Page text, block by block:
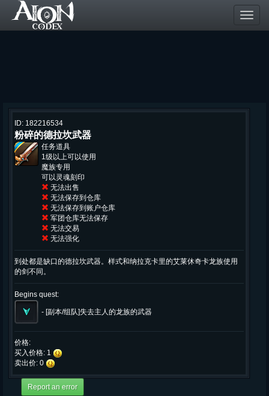
ID: 182216534
粉碎的德拉坎武器
任务道具
1级以上可以使用
魔族专用
可以灵魂刻印
无法出售
无法保存到仓库
无法保存到账户仓库
军团仓库无法保存
无法交易
无法强化
到处都是缺口的德拉坎武器。样式和纳拉克卡里的艾莱休奇卡龙族使用
的剑不同。
Begins quest:
- [副本/组队]失去主人的龙族的武器
价格:
买入价格: 1
卖出价: 0